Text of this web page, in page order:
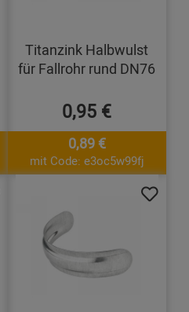
Titanzink Halbwulst
für Fallrohr rund DN76
0,95 €
0,89 €
mit Code: e3oc5w99fj